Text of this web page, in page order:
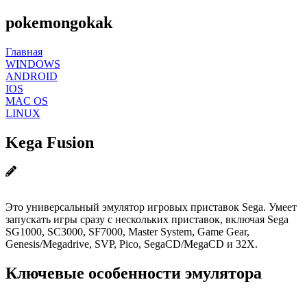
pokemongokak
Главная
WINDOWS
ANDROID
IOS
MAC OS
LINUX
Kega Fusion
Это универсальный эмулятор игровых приставок Sega. Умеет
запускать игры сразу с нескольких приставок, включая Sega
SG1000, SC3000, SF7000, Master System, Game Gear,
Genesis/Megadrive, SVP, Pico, SegaCD/MegaCD и 32X.
Ключевые особенности эмулятора